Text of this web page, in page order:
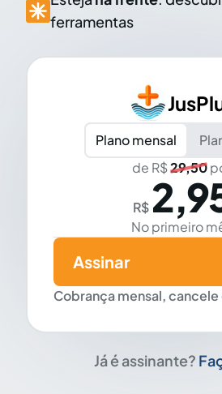
ferramentas
Plano mensal
de R$29,50
R$
No primeiro
Cobrança mensal,
Assinar
Já é assinante?